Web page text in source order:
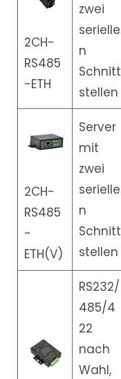
2CH-
RS485
-ETH
zwei
serielle
n
Schnitt
stellen
2CH-
RS485
-
ETH(V)
Server
mit
zwei
serielle
n
Schnitt
stellen
RS232/
485/4
22
nach
Wahl,